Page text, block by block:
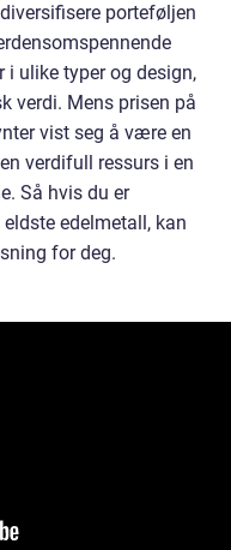
porteføljen
i ulike typer og design,
verdi. Mens prisen på
vist seg å være en
verdifull ressurs i en
Så hvis du er
edelmetall, kan
for deg.